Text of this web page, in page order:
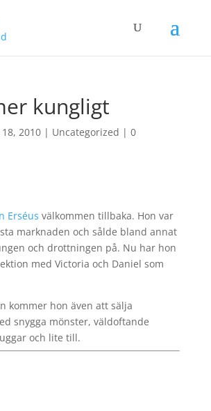
kungligt
2010| Uncategorized | 0
Erséus välkommen tillbaka. Hon var
marknaden och sålde bland annat
och drottningen på. Nu har hon
med Victoria och Daniel som
kommer hon även att sälja
snygga mönster, väldoftande
och lite till.